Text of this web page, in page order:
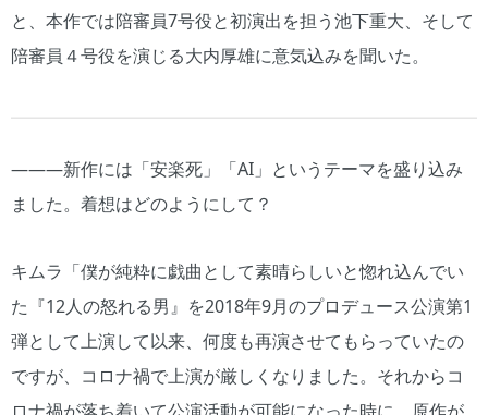
と、本作では陪審員7号役と初演出を担う池下重大、そして
陪審員４号役を演じる大内厚雄に意気込みを聞いた。
―――新作には「安楽死」「AI」というテーマを盛り込み
ました。着想はどのようにして？
キムラ「僕が純粋に戯曲として素晴らしいと惚れ込んでい
た『12人の怒れる男』を2018年9月のプロデュース公演第1
弾として上演して以来、何度も再演させてもらっていたの
ですが、コロナ禍で上演が厳しくなりました。それからコ